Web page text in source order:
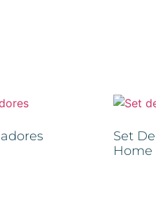
Set
Home